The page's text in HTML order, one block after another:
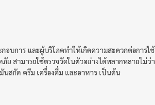
การ และผู้บริโภคทำให้เกิดความสะดวกต่อการใช้
ย สามารถใช้ตรวจวัดในตัวอย่างได้หลากหลายไม่ว่า
สกัด ครีม เครื่องดื่ม และอาหาร เป็นต้น